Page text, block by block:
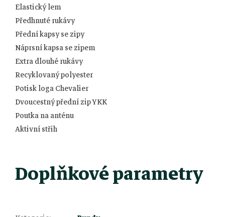
Elastický lem
Předhnuté rukávy
Přední kapsy se zipy
Náprsní kapsa se zipem
Extra dlouhé rukávy
Recyklovaný polyester
Potisk loga Chevalier
Dvoucestný přední zip YKK
Poutka na anténu
Aktivní střih
Doplňkové parametry